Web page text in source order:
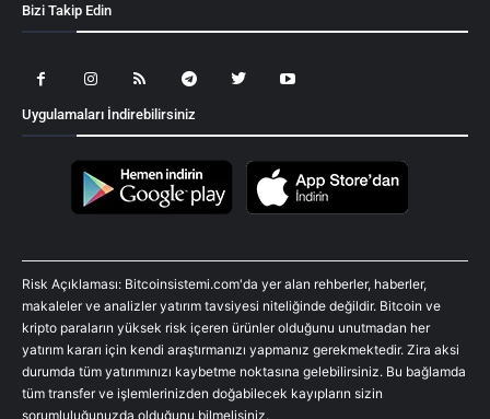
Bizi Takip Edin
Uygulamaları İndirebilirsiniz
Risk Açıklaması: Bitcoinsistemi.com'da yer alan rehberler, haberler,
makaleler ve analizler yatırım tavsiyesi niteliğinde değildir. Bitcoin ve
kripto paraların yüksek risk içeren ürünler olduğunu unutmadan her
yatırım kararı için kendi araştırmanızı yapmanız gerekmektedir. Zira aksi
durumda tüm yatırımınızı kaybetme noktasına gelebilirsiniz. Bu bağlamda
tüm transfer ve işlemlerinizden doğabilecek kayıpların sizin
sorumluluğunuzda olduğunu bilmelisiniz.